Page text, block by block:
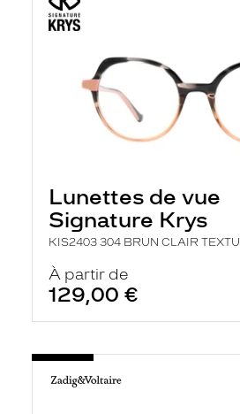
Lunettes de vue
Signature Krys
KIS2403 304 BRUN CLAIR TEXTU
À partir de
129,00 €